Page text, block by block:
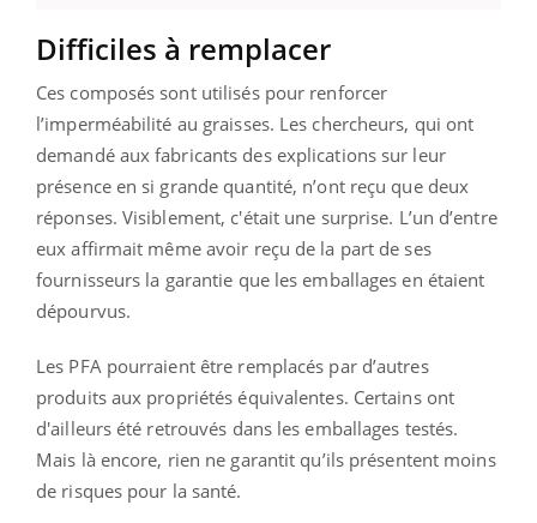
Difficiles à remplacer
Ces composés sont utilisés pour renforcer
l’imperméabilité au graisses. Les chercheurs, qui ont
demandé aux fabricants des explications sur leur
présence en si grande quantité, n’ont reçu que deux
réponses. Visiblement, c'était une surprise. L’un d’entre
eux affirmait même avoir reçu de la part de ses
fournisseurs la garantie que les emballages en étaient
dépourvus.
Les PFA pourraient être remplacés par d’autres
produits aux propriétés équivalentes. Certains ont
d'ailleurs été retrouvés dans les emballages testés.
Mais là encore, rien ne garantit qu’ils présentent moins
de risques pour la santé.